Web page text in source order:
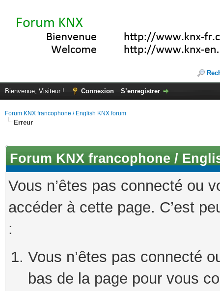
Bienvenue, Visiteur ! Connexion S’enregistrer
Forum KNX francophone / English KNX forum
Erreur
Forum KNX francophone /
Vous n’êtes pas connecté ou
accéder à cette page. C’est
:
Vous n’êtes pas connecté
bas de la page pour vous